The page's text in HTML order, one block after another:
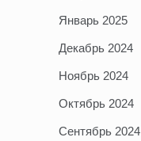
Январь 2025
Декабрь 2024
Ноябрь 2024
Октябрь 2024
Сентябрь 2024